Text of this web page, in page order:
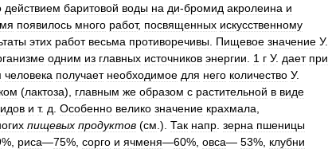
действием баритовой воды на ди-бромид акролеина и
появилось много работ, посвященных искусственному
этих работ весьма противоречивы Пищевое значение У.
одним из главных источников энергии 1 г У. дает при
человека получает необходимое для него количество У.
(лактоза), главным же образом с растительной в виде
и т. д Особенно велико значение крахмала
пищевых продуктов (см .). Так напр зерна пшеницы
%, риса—75%, сорго и ячменя—60%, овса— 53%, клубни